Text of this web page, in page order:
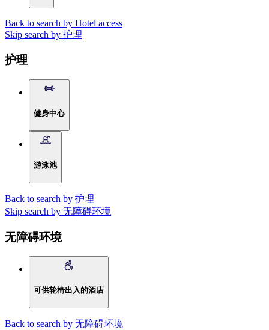
Back to search by Hotel access
Skip search by 护理
护理
健身中心
游泳池
Back to search by 护理
Skip search by 无障碍环境
无障碍环境
可供轮椅出入的酒店
Back to search by 无障碍环境